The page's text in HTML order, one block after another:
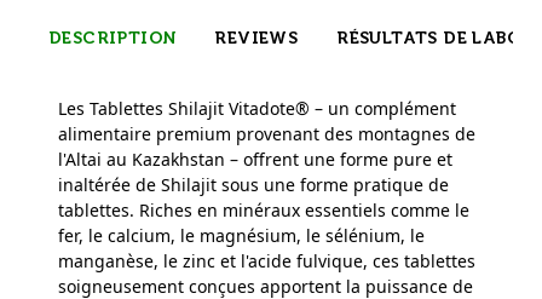
DESCRIPTION REVIEWS RÉSULTATS DE
Les Tablettes Shilajit Vitadote® – un complément
alimentaire premium provenant des montagnes de
l'Altai au Kazakhstan – offrent une forme pure et
inaltérée de Shilajit sous une forme pratique de
tablettes. Riches en minéraux essentiels comme le
fer, le calcium, le magnésium, le sélénium, le
manganèse, le zinc et l'acide fulvique, ces tablettes
soigneusement conçues apportent la puissance de